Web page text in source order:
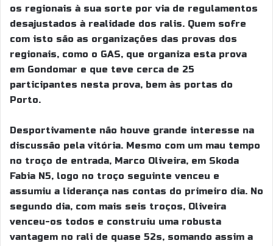
os regionais à sua sorte por via de regulamentos
desajustados à realidade dos ralis. Quem sofre
com isto são as organizações das provas dos
regionais, como o GAS, que organiza esta prova
em Gondomar e que teve cerca de 25
participantes nesta prova, bem às portas do
Porto.
Desportivamente não houve grande interesse na
discussão pela vitória. Mesmo com um mau tempo
no troço de entrada, Marco Oliveira, em Skoda
Fabia N5, logo no troço seguinte venceu e
assumiu a liderança nas contas do primeiro dia. No
segundo dia, com mais seis troços, Oliveira
venceu-os todos e construiu uma robusta
vantagem no rali de quase 52s, somando assim a